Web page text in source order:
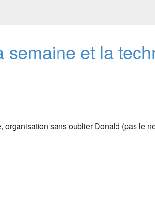
semaine et la
organisation sans oublier Donald (pas le